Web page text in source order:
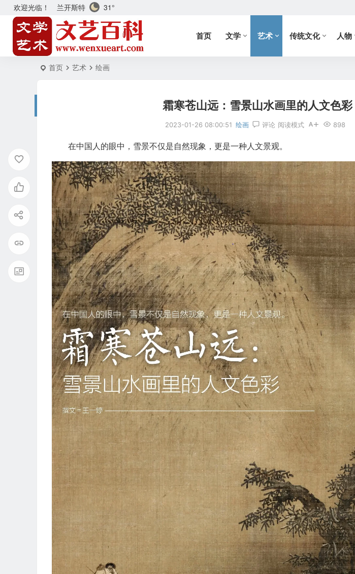
欢迎光临！ 兰开斯特 31°
首页 文学 艺术 传统文化 人物
首页 艺术 绘画
霜寒苍山远：雪景山水画里的人文色彩
2023-01-26 08:00:51 绘画 评论 898
阅读模式
在中国人的眼中，雪景不仅是自然现象，更是一种人文景观。